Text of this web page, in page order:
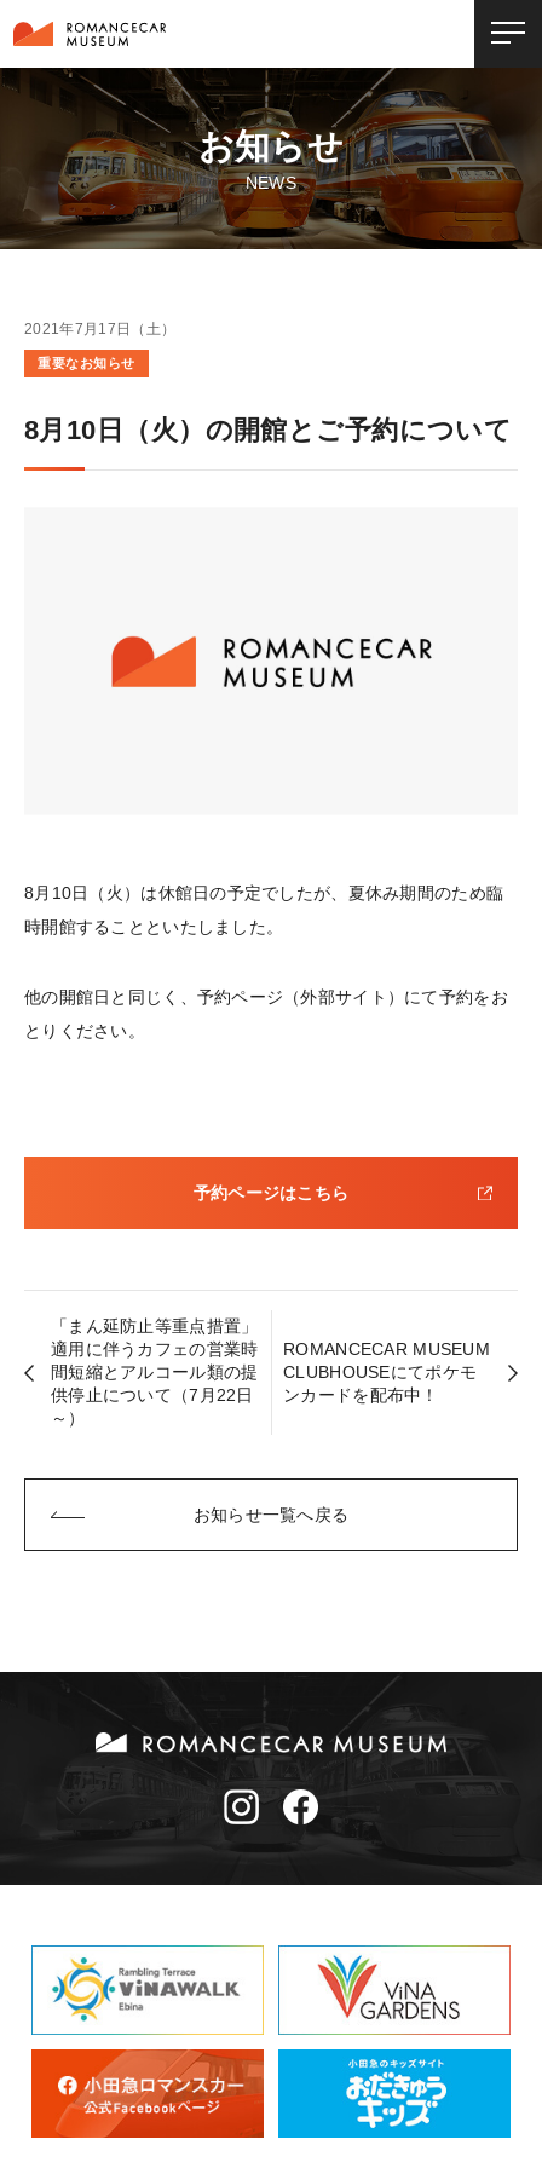
お知らせ
NEWS
2021年7月17日（土）
重要なお知らせ
8月10日（火）の開館とご予約について
8月10日（火）は休館日の予定でしたが、夏休み期間のため臨
時開館することといたしました。
他の開館日と同じく、予約ページ（外部サイト）にて予約をお
とりください。
予約ページはこちら
「まん延防止等重点措置」
適用に伴うカフェの営業時
間短縮とアルコール類の提
供停止について（7月22日
～）
ROMANCECAR MUSEUM
CLUBHOUSEにてポケモ
ンカードを配布中！
お知らせ一覧へ戻る